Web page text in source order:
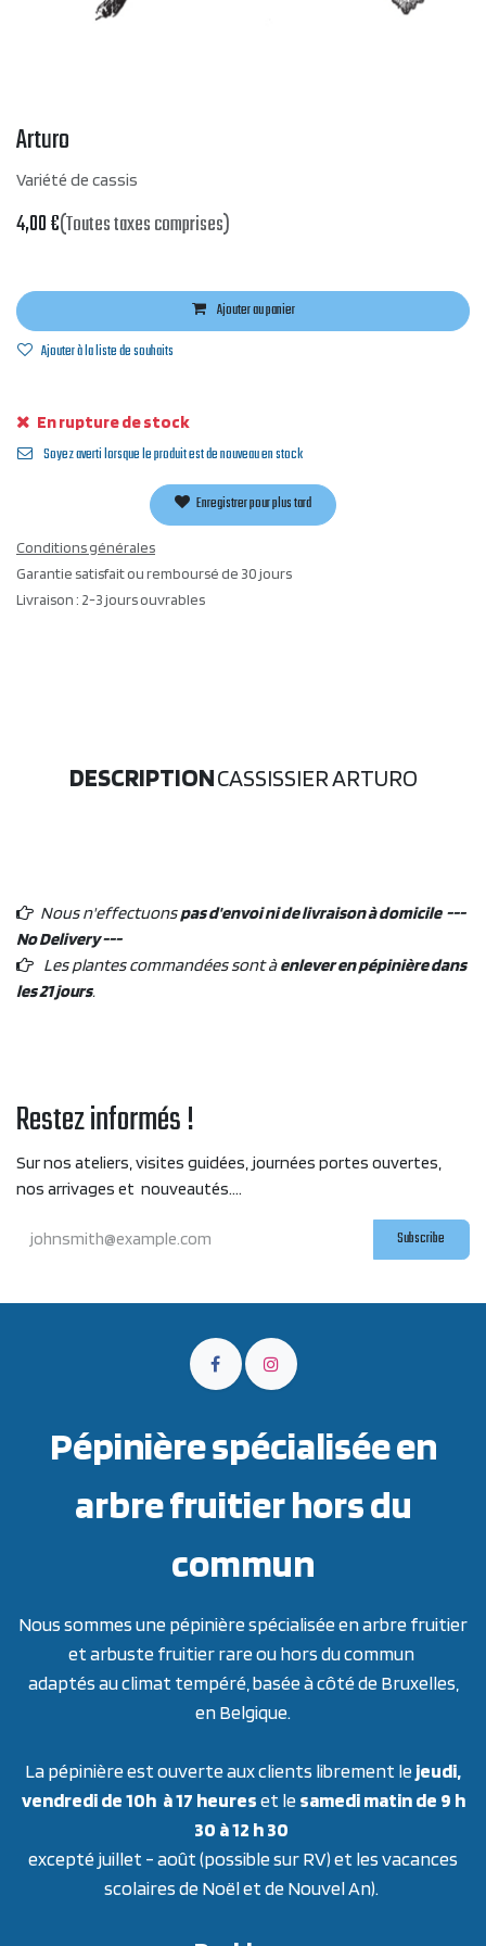
Arturo
Variété de cassis
4,00€(Toutes taxes comprises)
Ajouter au panier
Ajouter à la liste de souhaits
En rupture de stock
Soyez averti lorsque le produit est de nouveau en stock
Enregistrer pour plus tard
Conditions générales
Garantie satisfait ou remboursé de 30 jours
Livraison : 2-3 jours ouvrables
DESCRIPTIONCASSISSIER ARTURO
Nous n'effectuonspas d'envoi ni de livraison à domicile ---
No Delivery ---
Les plantes commandées sont àenlever en pépinière dans
les 21 jours.
Restez informés !
Sur nos ateliers, visites guidées, journées portes ouvertes,
nos arrivages et nouveautés....
Subscribe
Pépinière spécialisée en
arbre fruitier hors du
commun
Nous sommes une pépinière spécialisée en arbre fruitier
et arbuste fruitier rare ou hors du commun
adaptés au climat tempéré, basée à côté de Bruxelles,
en Belgique.
La pépinière est ouverte aux clients librement lejeudi,
vendredi de 10h à 17 heureset lesamedi matin de 9 h
30 à 12 h 30
excepté juillet - août (possible sur RV) et les vacances
scolaires de Noël et de Nouvel An).